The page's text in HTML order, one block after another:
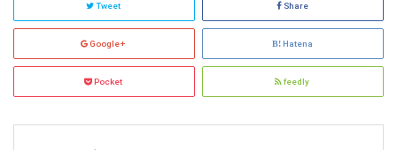
Tweet Share
Google+ Hatena
Pocket feedly